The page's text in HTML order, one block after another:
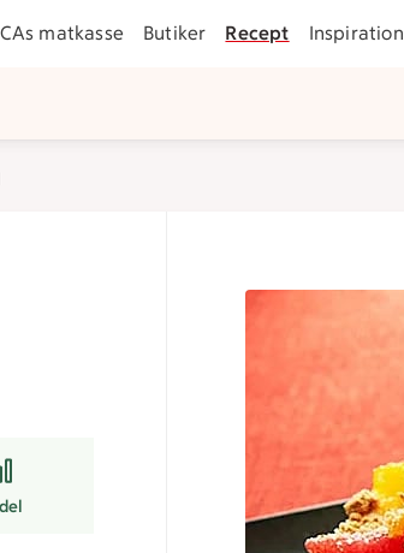
matkasse Butiker Recept Inspiration